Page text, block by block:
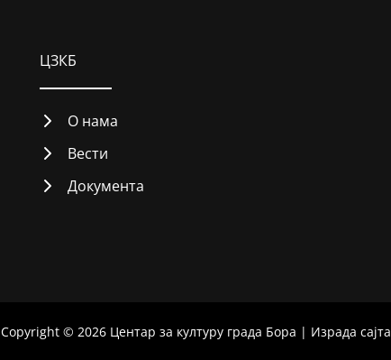
ЦЗКБ
О нама
Вести
Документа
Copyright © 2026 Центар за културу града Бора | Израда сајта